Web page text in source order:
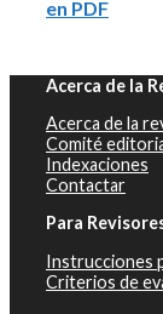
en PDF
Acerca de la
Acerca de la
Comité
Indexaciones
Contactar
Para
Instrucciones
Criterios de